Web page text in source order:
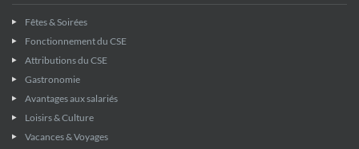
Fêtes & Soirées
Fonctionnement du CSE
Attributions du CSE
Gastronomie
Avantages aux salariés
Loisirs & Culture
Vacances & Voyages